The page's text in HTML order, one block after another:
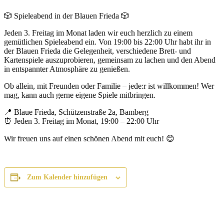
🎲 Spieleabend in der Blauen Frieda 🎲
Jeden 3. Freitag im Monat laden wir euch herzlich zu einem
gemütlichen Spieleabend ein. Von 19:00 bis 22:00 Uhr habt ihr in
der Blauen Frieda die Gelegenheit, verschiedene Brett- und
Kartenspiele auszuprobieren, gemeinsam zu lachen und den Abend
in entspannter Atmosphäre zu genießen.
Ob allein, mit Freunden oder Familie – jede:r ist willkommen! Wer
mag, kann auch gerne eigene Spiele mitbringen.
📍 Blaue Frieda, Schützenstraße 2a, Bamberg
⏰ Jeden 3. Freitag im Monat, 19:00 – 22:00 Uhr
Wir freuen uns auf einen schönen Abend mit euch! 😊
Zum Kalender hinzufügen